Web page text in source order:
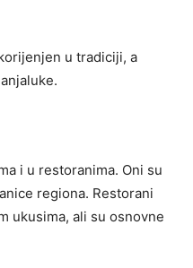
u tradiciji, a
i u restoranima. Oni su
regiona. Restorani
ukusima, ali su osnovne